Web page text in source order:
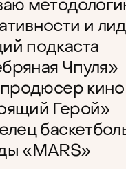
по персоналу в
Тех»,
в Центральном
Т-Банка
проводить
изменения
устойчивые